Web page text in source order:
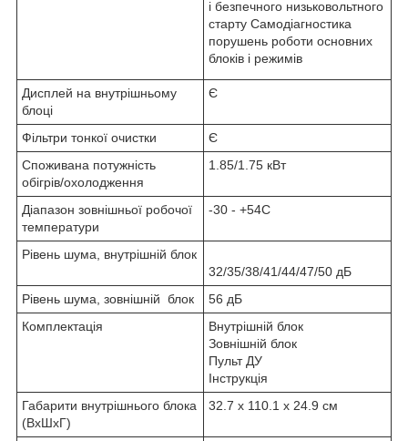
і безпечного низьковольтного
старту Самодіагностика
порушень роботи основних
блоків і режимів
Дисплей на внутрішньому
блоці
Є
Фільтри тонкої очистки
Є
Споживана потужність
обігрів/охолодження
1.85/1.75 кВт
Діапазон зовнішньої робочої
температури
-30 - +54С
Рівень шума, внутрішній блок
32/35/38/41/44/47/50 дБ
Рівень шума, зовнішній блок
56 дБ
Комплектація
Внутрішній блок
Зовнішній блок
Пульт ДУ
Інструкція
Габарити внутрішнього блока
(ВхШхГ)
32.7 х 110.1 х 24.9 см